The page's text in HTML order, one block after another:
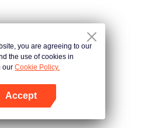
you are agreeing to our
the use of cookies in
our Cookie Policy.
Accept